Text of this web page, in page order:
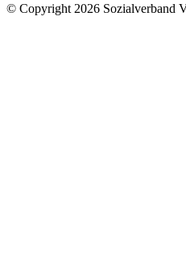
© Copyright 2026 Sozialverband